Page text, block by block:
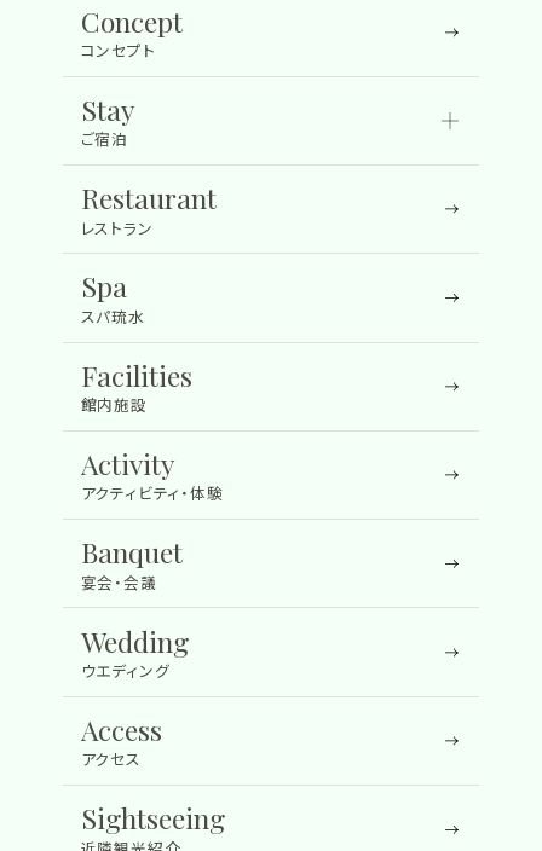
コンセプト
Concept
ご宿泊
Stay
レストラン
Restaurant
スパ琉水
Spa
館内施設
Facilities
アクティビティ・体験
Activity
宴会・会議
Banquet
ウエディング
Wedding
アクセス
Access
Sightseeing